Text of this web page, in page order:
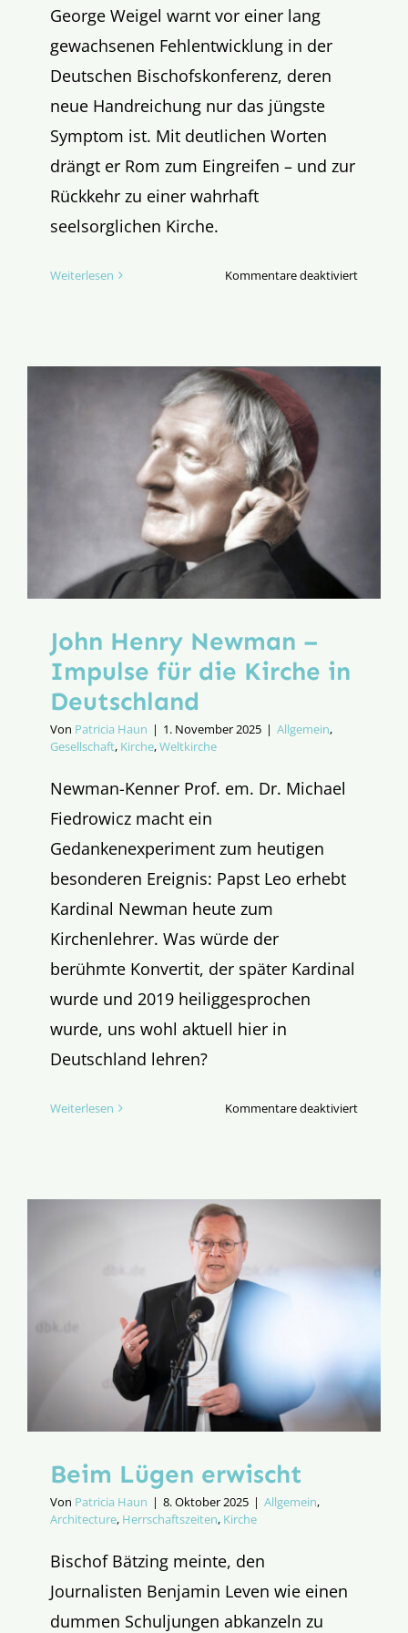
George Weigel warnt vor einer lang
gewachsenen Fehlentwicklung in der
Deutschen Bischofskonferenz, deren
neue Handreichung nur das jüngste
Symptom ist. Mit deutlichen Worten
drängt er Rom zum Eingreifen – und zur
Rückkehr zu einer wahrhaft
seelsorglichen Kirche.
Weiterlesen Kommentare deaktiviertfür
John Henry Newman –
Impulse für die Kirche in
Deutschland
Von Patricia Haun | 1. November 2025 | Allgemein,
Gesellschaft, Kirche,Weltkirche
Newman-Kenner Prof. em. Dr. Michael
Fiedrowicz macht ein
Gedankenexperiment zum heutigen
besonderen Ereignis: Papst Leo erhebt
Kardinal Newman heute zum
Kirchenlehrer. Was würde der
berühmte Konvertit, der später Kardinal
wurde und 2019 heiliggesprochen
wurde, uns wohl aktuell hier in
Deutschland lehren?
Weiterlesen Kommentare deaktiviertfür
Kirche
Beim Lügen erwischt
Von Patricia Haun | 8. Oktober 2025 | Allgemein,
Architecture, Herrschaftszeiten, Kirche
Bischof Bätzing meinte, den
Journalisten Benjamin Leven wie einen
dummen Schuljungen abkanzeln zu